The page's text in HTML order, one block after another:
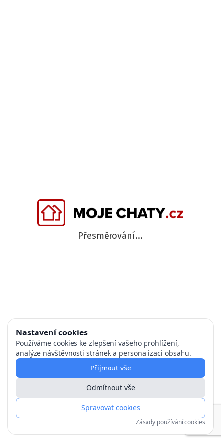
Přesměrování...
Nastavení cookies
Používáme cookies ke zlepšení vašeho prohlížení,
analýze návštěvnosti stránek a personalizaci obsahu.
Přijmout vše
Odmítnout vše
Spravovat cookies
Zásady používání cookies